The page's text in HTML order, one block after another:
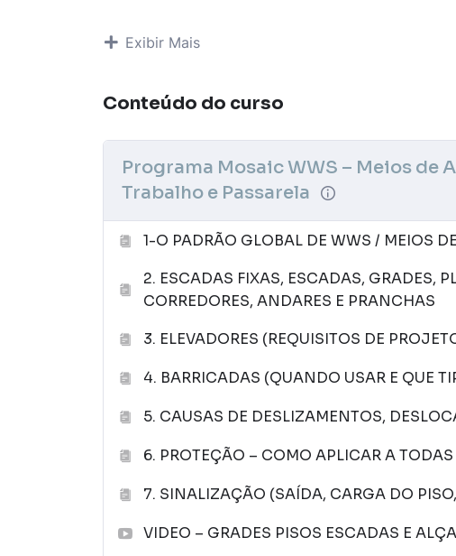
A aplicação das normas em situações práticas.
operadores, supervisores e técnicos de segurança
Exibir Mais
Conteúdo do curso
Programa Mosaic WWS – Meios de
Trabalho e Passarela
1-O PADRÃO GLOBAL DE WWS / MEIOS
2. ESCADAS FIXAS, ESCADAS, GRADES,
CORREDORES, ANDARES E PRANCHAS
3. ELEVADORES (REQUISITOS DE
4. BARRICADAS (QUANDO USAR E QUE
5. CAUSAS DE DESLIZAMENTOS,
6. PROTEÇÃO – COMO APLICAR A
7. SINALIZAÇÃO (SAÍDA, CARGA DO
VIDEO – GRADES PISOS ESCADAS E